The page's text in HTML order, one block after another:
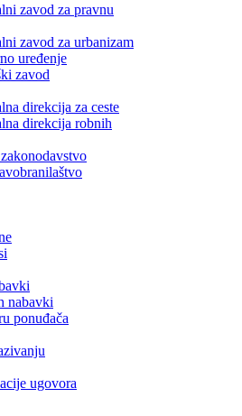
zavod za pravnu
zavod za urbanizam
uređenje
zavod
direkcija za ceste
direkcija robnih
nabavki
ponuđača
ugovora